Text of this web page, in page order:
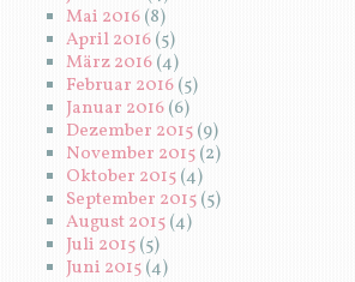
Mai 2016(8)
April 2016(5)
März 2016(4)
Februar 2016(5)
Januar 2016(6)
Dezember 2015(9)
November 2015(2)
Oktober 2015(4)
September 2015(5)
August 2015(4)
Juli 2015(5)
Juni 2015(4)